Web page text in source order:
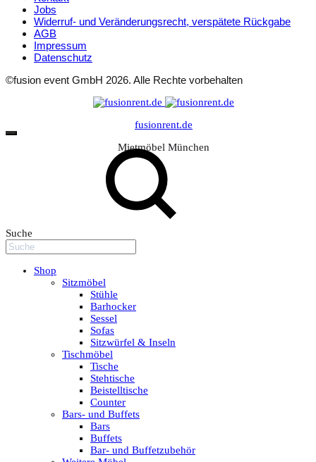
Jobs
Widerruf- und Veränderungsrecht, verspätete Rückgabe
AGB
Impressum
Datenschutz
©fusion event GmbH 2026. Alle Rechte vorbehalten
fusionrent.de
Mietmöbel München
Suche
Shop
Sitzmöbel
Stühle
Barhocker
Sessel
Sofas
Sitzwürfel & Inseln
Tischmöbel
Tische
Stehtische
Beistelltische
Counter
Bars- und Buffets
Bars
Buffets
Bar- und Buffetzubehör